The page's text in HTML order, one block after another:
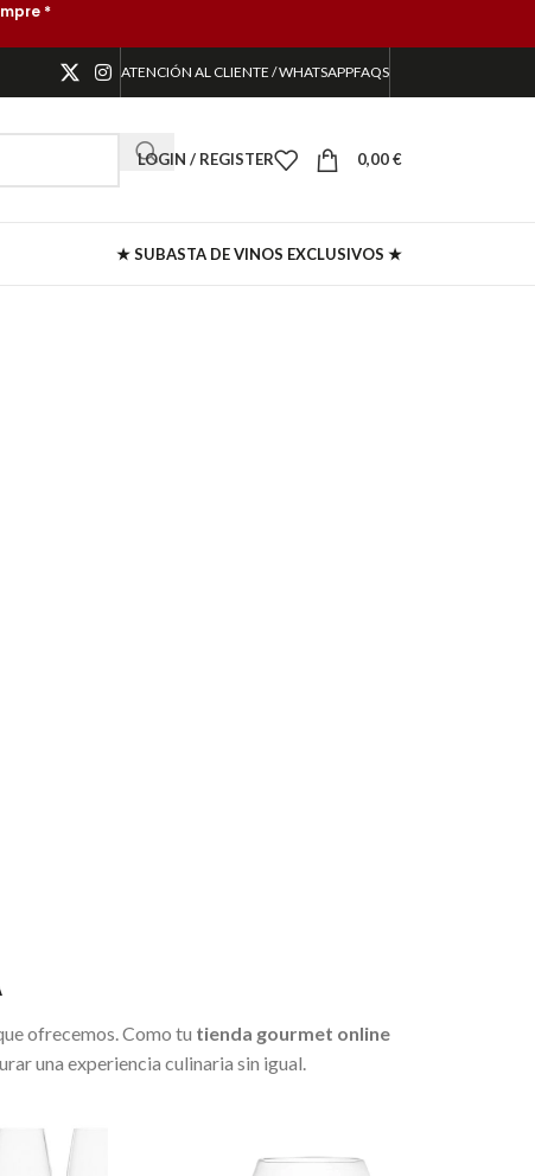
*
ATENCIÓN AL CLIENTE / WHATSAPPFAQS
LOGIN / REGISTER 0,00€
★ SUBASTA DE VINOS EXCLUSIVOS ★
ofrecemos. Como tu tienda gourmet online
una experiencia culinaria sin igual.